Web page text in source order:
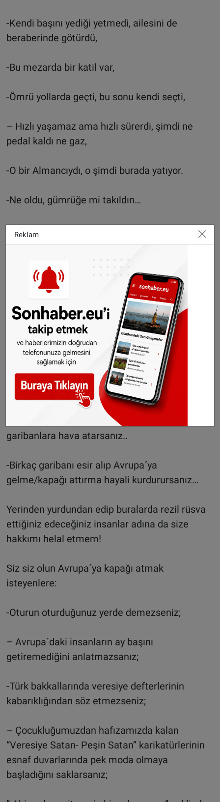
-Kendi başını yediği yetmedi, ailesini de
beraberinde götürdü,
-Bu mezarda bir katil var,
-Ömrü yollarda geçti, bu sonu kendi seçti,
– Hızlı yaşamaz ama hızlı sürerdi, şimdi ne
pedal kaldı ne gaz,
-O bir Almancıydı, o şimdi burada yatıyor.
-Ne oldu, gümrüğe mi takıldın…
Böyle bir mezar taşınız olsun istemezsiniz değil
mi?
Ölüp gitmekle kurtulacağınız sanmayın sakın,
yaralanmasına, ölümüne sebebiyet verdiğiniz
kişi ve kişilerin öteki dünyada hesabını
vereceğiniz ise ayır bir konu…
Allah´ın izniyle sılaya vardınız, memleket
havasını soluyorsunuz farz edelim…
–Burada yaşadığınız zorlukları unutup
garibanlara hava atarsanız..
-Birkaç garibanı esir alıp Avrupa´ya
gelme/kapağı attırma hayali kurdurursanız…
Yerinden yurdundan edip buralarda rezil rüsva
ettiğiniz edeceğiniz insanlar adına da size
hakkımı helal etmem!
Siz siz olun Avrupa´ya kapağı atmak
isteyenlere:
-Oturun oturduğunuz yerde demezseniz;
– Avrupa´daki insanların ay başını
getiremediğini anlatmazsanız;
-Türk bakkallarında veresiye defterlerinin
kabarıklığından söz etmezseniz;
– Çocukluğumuzdan hafızamızda kalan
“Veresiye Satan- Peşin Satan” karikatürlerinin
esnaf duvarlarında pek moda olmaya
başladığını saklarsanız;
Reklam